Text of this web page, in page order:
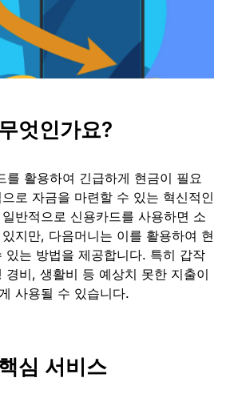
엇인가요?
를 활용하여 긴급하게 현금이 필요
로 자금을 마련할 수 있는 혁신적인
반적으로 신용카드를 사용하면 소
지만, 다음머니는 이를 활용하여 현
있는 방법을 제공합니다. 특히 갑작
경비, 생활비 등 예상치 못한 지출이
사용될 수 있습니다.
심 서비스